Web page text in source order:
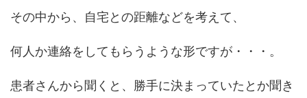
その中から、自宅との距離などを考えて、
何人か連絡をしてもらうような形ですが・・・。
患者さんから聞くと、勝手に決まっていたとか聞き